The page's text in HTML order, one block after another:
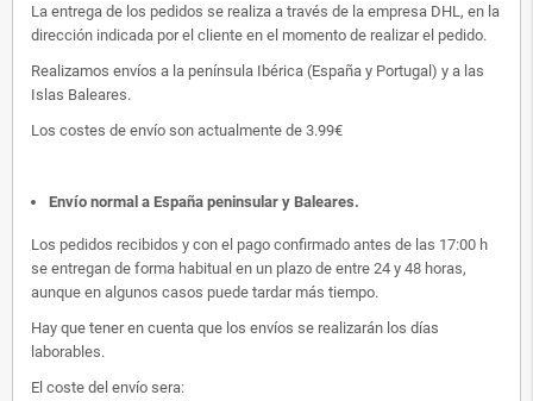
La entrega de los pedidos se realiza a través de la empresa DHL, en la
dirección indicada por el cliente en el momento de realizar el pedido.
Realizamos envíos a la península Ibérica (España y Portugal) y a las
Islas Baleares.
Los costes de envío son actualmente de 3.99€
Envío normal a España peninsular y Baleares.
Los pedidos recibidos y con el pago confirmado antes de las 17:00 h
se entregan de forma habitual en un plazo de entre 24 y 48 horas,
aunque en algunos casos puede tardar más tiempo.
Hay que tener en cuenta que los envíos se realizarán los días
laborables.
El coste del envío sera: